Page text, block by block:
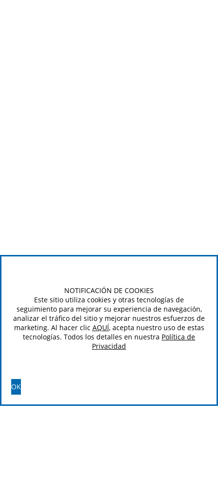
NOTIFICACIÓN DE COOKIES
Este sitio utiliza cookies y otras tecnologías de
seguimiento para mejorar su experiencia de navegación,
analizar el tráfico del sitio y mejorar nuestros esfuerzos de
marketing. Al hacer clic AQUÍ, acepta nuestro uso de estas
tecnologías. Todos los detalles en nuestra Política de
Privacidad
OK